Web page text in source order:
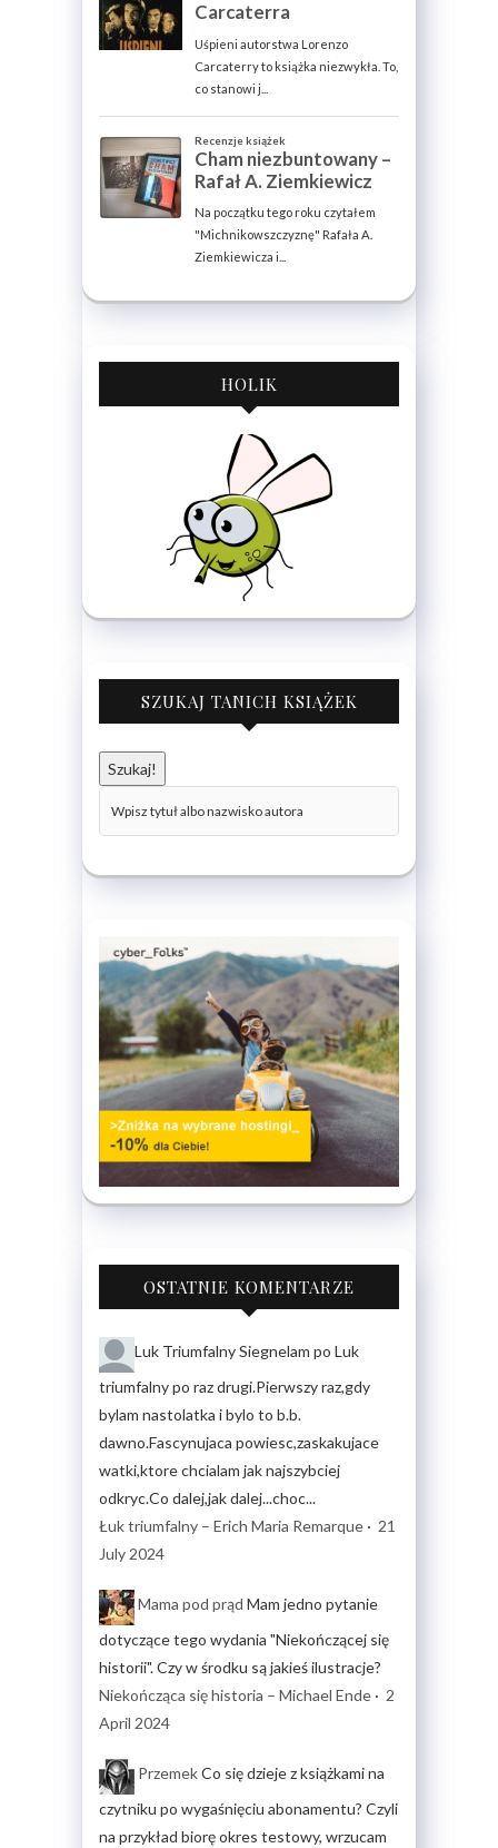
HOLIK
SZUKAJ TANICH KSIĄŻEK
Szukaj!
OSTATNIE KOMENTARZE
Luk TriumfalnySiegnelam po Luk
triumfalny po raz drugi.Pierwszy raz,gdy
bylam nastolatka i bylo to b.b.
dawno.Fascynujaca powiesc,zaskakujace
watki,ktore chcialam jak najszybciej
odkryc.Co dalej,jak dalej...choc...
Łuk triumfalny – Erich Maria Remarque · 21
July 2024
Mama pod prąd Mam jedno pytanie
dotyczące tego wydania "Niekończącej się
historii". Czy w środku są jakieś ilustracje?
Niekończąca się historia – Michael Ende · 2
April 2024
PrzemekCo się dzieje z książkami na
czytniku po wygaśnięciu abonamentu? Czyli
na przykład biorę okres testowy, wrzucam